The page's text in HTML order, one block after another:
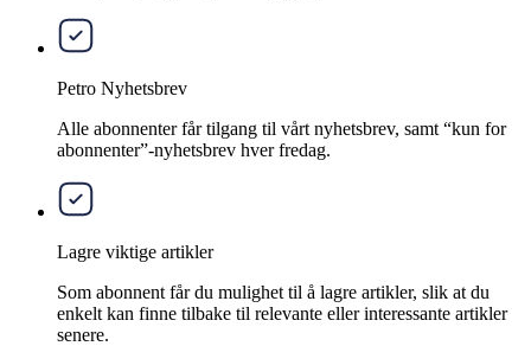
Petro Nyhetsbrev
Alle abonnenter får tilgang til vårt nyhetsbrev, samt “kun for
abonnenter”-nyhetsbrev hver fredag.
Lagre viktige artikler
Som abonnent får du mulighet til å lagre artikler, slik at du
enkelt kan finne tilbake til relevante eller interessante artikler
senere.